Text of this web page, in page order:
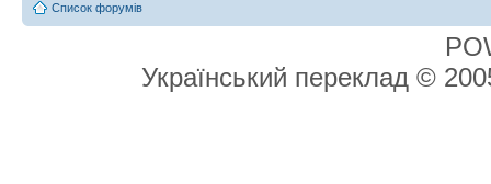
Список форумів
Український переклад ©